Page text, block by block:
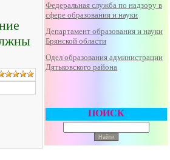
Федеральная служба по надзору в
сфере образования и науки
Департамент образования и науки
Брянской области
Одел образования администрации
Дятьковского района
ПОИСК